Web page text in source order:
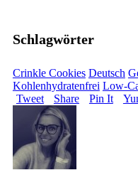
Schlagwörter
Crinkle Cookies Deutsch
Kohlenhydratenfrei Low-
Tweet
Share Pin It